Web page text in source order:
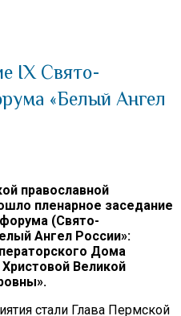
IX Свято-
«Белый Ангел
православной
пленарное заседание
(Свято-
Ангел России»:
Дома
Великой
стали Глава Пермской